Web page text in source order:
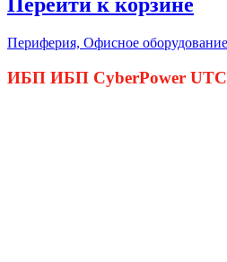
Периферия, Офисное
ИБП ИБП CyberPower